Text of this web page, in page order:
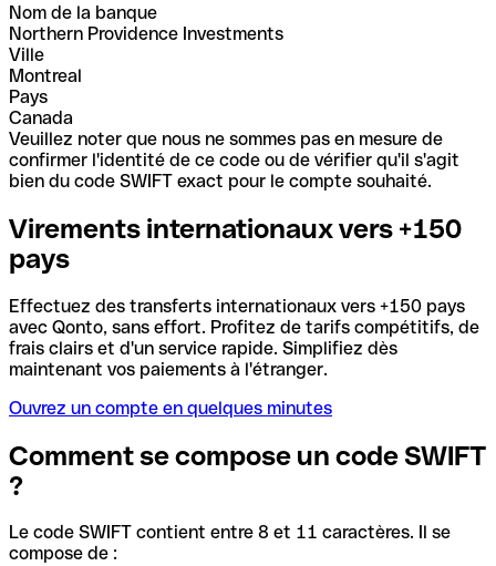
Nom de la banque
Northern Providence Investments
Ville
Montreal
Pays
Canada
Veuillez noter que nous ne sommes pas en mesure de
confirmer l'identité de ce code ou de vérifier qu'il s'agit
bien du code SWIFT exact pour le compte souhaité.
Virements internationaux vers +150
pays
Effectuez des transferts internationaux vers +150 pays
avec Qonto, sans effort. Profitez de tarifs compétitifs, de
frais clairs et d'un service rapide. Simplifiez dès
maintenant vos paiements à l'étranger.
Ouvrez un compte en quelques minutes
Comment se compose un code SWIFT
?
Le code SWIFT contient entre 8 et 11 caractères. Il se
compose de :